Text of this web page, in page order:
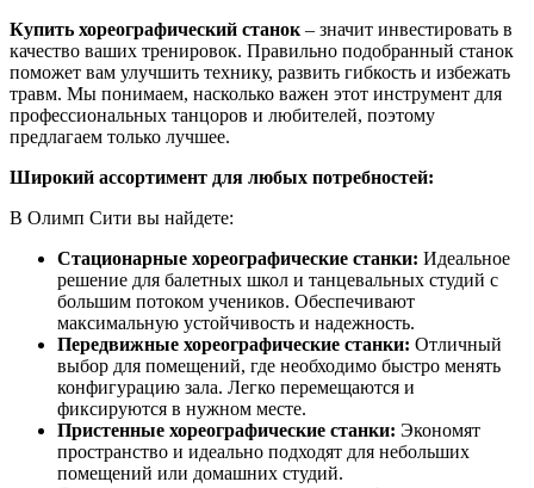
Купить хореографический станок – значит инвестировать в
качество ваших тренировок. Правильно подобранный станок
поможет вам улучшить технику, развить гибкость и избежать
травм. Мы понимаем, насколько важен этот инструмент для
профессиональных танцоров и любителей, поэтому
предлагаем только лучшее.
Широкий ассортимент для любых потребностей:
В Олимп Сити вы найдете:
Стационарные хореографические станки: Идеальное
решение для балетных школ и танцевальных студий с
большим потоком учеников. Обеспечивают
максимальную устойчивость и надежность.
Передвижные хореографические станки: Отличный
выбор для помещений, где необходимо быстро менять
конфигурацию зала. Легко перемещаются и
фиксируются в нужном месте.
Пристенные хореографические станки: Экономят
пространство и идеально подходят для небольших
помещений или домашних студий.